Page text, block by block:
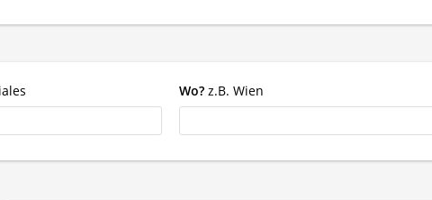
Wo? z.B. Wien